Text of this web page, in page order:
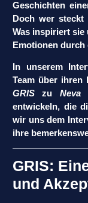
Geschichten
Doch wer steckt
Was inspiriert sie
Emotionen durch
In unserem
Team über ihren
GRIS zu Neva
entwickeln, die
wir uns dem
ihre
GRIS:
und